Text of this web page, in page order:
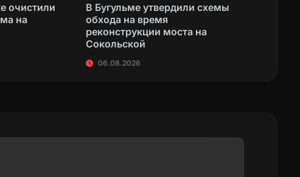
очистили
на
В Бугульме утвердили схемы
обхода на время
реконструкции моста на
Сокольской
06.08.2026